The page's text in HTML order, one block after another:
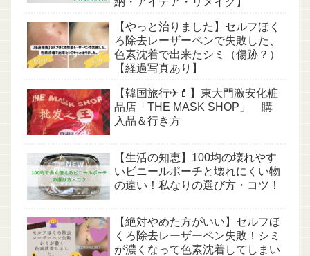
【やっと治りました】セルフほく
ろ除去レーザーペンで失敗した、
色素沈着で出来たシミ（傷跡？）
【経過写真あり】
【韓国旅行✈💄】東大門激安化粧
品店「THE MASK SHOP」 購
入品＆行き方
【生活の知恵】100均の壊れやす
いビニールポーチと壊れにくい物
の違い！私なりの選び方・コツ！
【絶対やめた方がいい】セルフほ
くろ除去レーザーペン失敗！シミ
が濃くなって色素沈着してしまい